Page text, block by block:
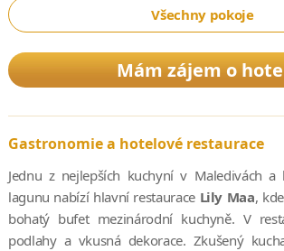
Všechny pokoje
Mám zájem o
Gastronomie a hotelové restaurace
Jednu z nejlepších kuchyní v Maledivách a
lagunu nabízí hlavní restauraceLily Maa,
bohatý bufet mezinárodní kuchyně. V
podlahy a vkusná dekorace. Zkušený